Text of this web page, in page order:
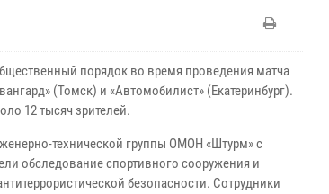
порядок во время проведения матча
(Томск) и «Автомобилист» (Екатеринбург).
12 тысяч зрителей.
технической группы ОМОН «Штурм» с
обследование спортивного сооружения и
безопасности. Сотрудники